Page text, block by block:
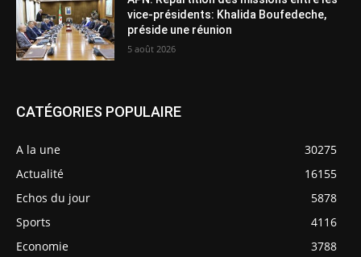
vice-présidents: Khalida Boufedeche,
préside une réunion
5 août 2026
CATÉGORIES POPULAIRE
A la une
30275
Actualité
16155
Echos du jour
5878
Sports
4116
Economie
3788